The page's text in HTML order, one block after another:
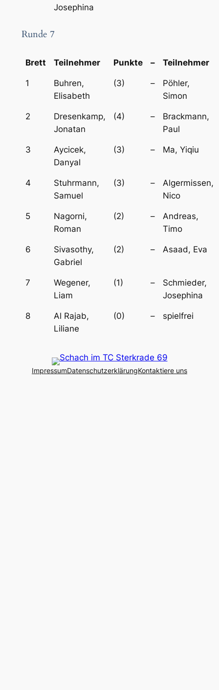
Josephina
Runde 7
Brett Teilnehmer Punkte – Teilnehmer
1
Buhren,
Elisabeth
(3) –
Pöhler,
Simon
2
Dresenkamp,
Jonatan
(4) –
Brackmann,
Paul
3
Aycicek,
Danyal
(3) – Ma, Yiqiu
4
Stuhrmann,
Samuel
(3) –
Algermissen,
Nico
5
Nagorni,
Roman
(2) –
Andreas,
Timo
6
Sivasothy,
Gabriel
(2) – Asaad, Eva
7
Wegener,
Liam
(1) –
Schmieder,
Josephina
8
Al Rajab,
Liliane
(0) – spielfrei
ImpressumDatenschutzerklärungKontaktiere uns